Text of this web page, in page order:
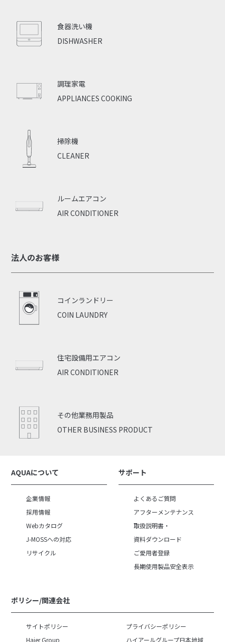
DISHWASHER
食器洗い機
APPLIANCES COOKING
調理家電
CLEANER
掃除機
AIR CONDITIONER
ルームエアコン
法人のお客様
COIN LAUNDRY
コインランドリー
AIR CONDITIONER
住宅設備用エアコン
OTHER BUSINESS PRODUCT
その他業務用製品
AQUAについて
企業情報
採用情報
Webカタログ
J-MOSSへの対応
リサイクル
サポート
よくあるご質問
アフターメンテナンス
取扱説明書・
資料ダウンロード
ご愛用者登録
長期使用製品安全表示
ポリシー/関連会社
サイトポリシー
プライバシーポリシー
Haier Group
ハイアールグループ日本地域